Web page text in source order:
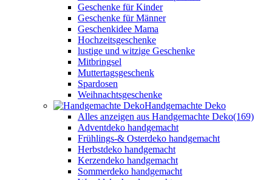
Geschenke für Kinder
Geschenke für Männer
Geschenkidee Mama
Hochzeitsgeschenke
lustige und witzige Geschenke
Mitbringsel
Muttertagsgeschenk
Spardosen
Weihnachtsgeschenke
Handgemachte Deko
Alles anzeigen aus Handgemachte Deko(169)
Adventdeko handgemacht
Frühlings-& Osterdeko handgemacht
Herbstdeko handgemacht
Kerzendeko handgemacht
Sommerdeko handgemacht